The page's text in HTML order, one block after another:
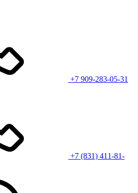
+7 909-283-05-31
+7 (831) 411-81-